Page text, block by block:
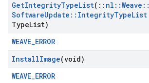
GetIntegrityTypeList( :: nl ::Weave ::
SoftwareUpdate :: IntegrityTypeList
TypeList)
WEAVE_ERROR
InstallImage(void)
WEAVE_ERROR